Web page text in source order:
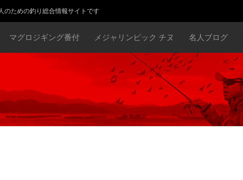
のための釣り総合情報サイトです
マグロジギング番付 メジャリンピック チヌ 名人ブログ